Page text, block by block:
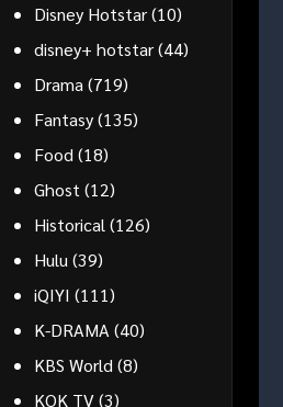
Disney Hotstar(10)
disney+ hotstar(44)
Drama (719)
Fantasy(135)
Food (18)
Ghost (12)
Historical (126)
Hulu (39)
iQIYI (111)
K-DRAMA (40)
KBS World (8)
KOK TV(3)